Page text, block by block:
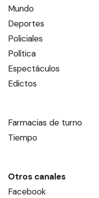
Mundo
Deportes
Policiales
Política
Espectáculos
Edictos
Farmacias de turno
Tiempo
Otros canales
Facebook